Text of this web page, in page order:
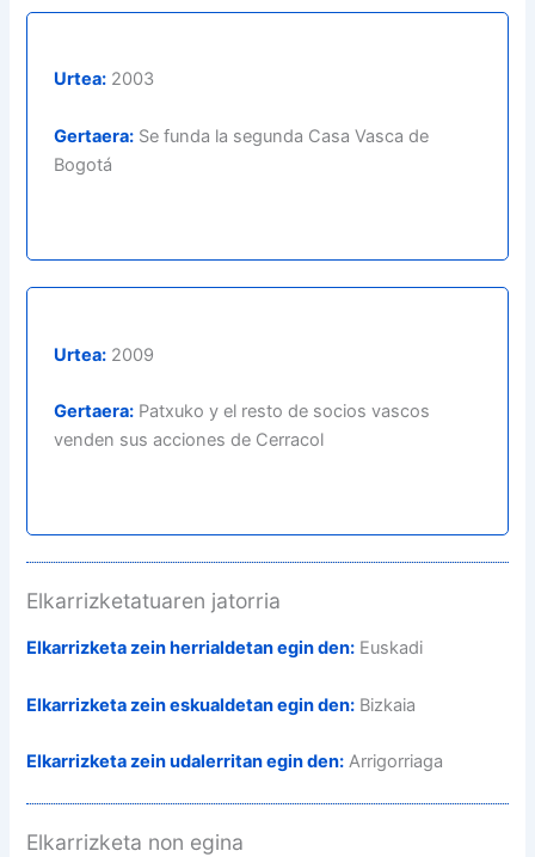
Urtea: 2003
Gertaera: Se funda la segunda Casa Vasca de
Bogotá
Urtea: 2009
Gertaera: Patxuko y el resto de socios vascos
venden sus acciones de Cerracol
Elkarrizketatuaren jatorria
Elkarrizketa zein herrialdetan egin den: Euskadi
Elkarrizketa zein eskualdetan egin den: Bizkaia
Elkarrizketa zein udalerritan egin den: Arrigorriaga
Elkarrizketa non egina